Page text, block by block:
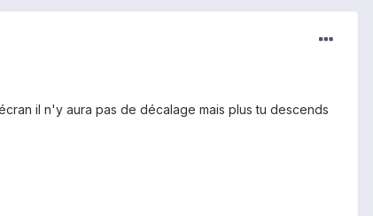
il n'y aura pas de décalage mais plus tu descends